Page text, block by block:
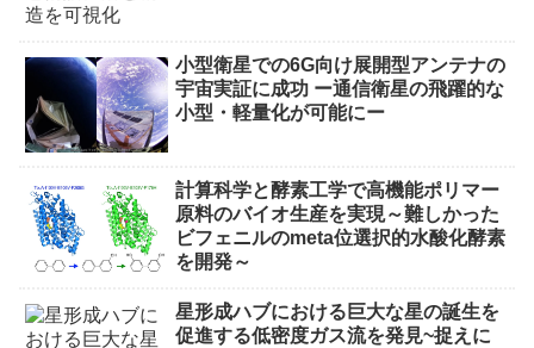
小型衛星での6G向け展開型アンテナの
宇宙実証に成功 ー通信衛星の飛躍的な
小型・軽量化が可能にー
計算科学と酵素工学で高機能ポリマー
原料のバイオ生産を実現～難しかった
ビフェニルのmeta位選択的水酸化酵素
を開発～
星形成ハブにおける巨大な星の誕生を
促進する低密度ガス流を発見~捉えに